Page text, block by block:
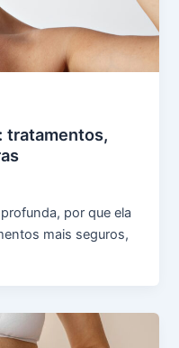
tratamentos,
por que ela
mais seguros,